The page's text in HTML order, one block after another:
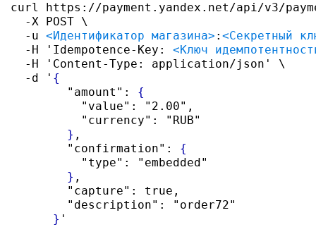
curl https://payment.yandex.net/api/v3/
  -X POST \
  -u
<Идентификатор магазина> :<Секретный
  -H 'Idempotence-Key:
<Ключ
  -H 'Content-Type: application/json' \
  -d '
{
        "amount":
{
          "value": "2.00",
          "currency": "RUB"
} ,
        "confirmation":
{
          "type": "embedded"
} ,
        "capture": true,
        "description": "order72"
} '